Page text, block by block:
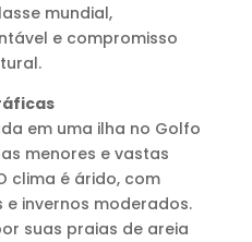
mundial,
e compromisso
em uma ilha no Golfo
menores e vastas
clima é árido, com
e invernos moderados.
suas praias de areia